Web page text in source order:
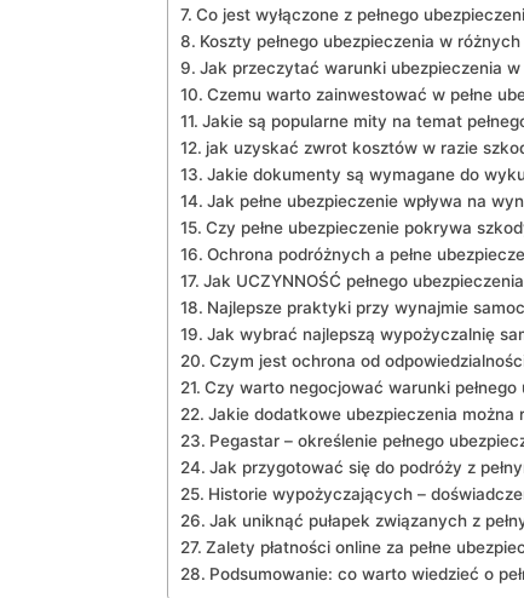
Co jest wyłączone z pełnego
Koszty pełnego ubezpieczenia⁤ w
Jak przeczytać warunki ubezpieczenia w
Czemu warto zainwestować w pełne
Jakie są popularne mity na temat
jak uzyskać zwrot kosztów w ‌razie
Jakie dokumenty są wymagane do
Jak pełne ubezpieczenie wpływa na
Czy pełne ubezpieczenie pokrywa
Ochrona⁢ podróżnych a pełne
Jak UCZYNNOŚĆ⁤ pełnego
Najlepsze praktyki przy wynajmie
Jak wybrać najlepszą ⁤wypożyczalnię
Czym jest ochrona od
Czy warto negocjować warunki⁣ pełnego
Jakie dodatkowe ⁣ubezpieczenia można
Pegastar – określenie pełnego
Jak przygotować się do podróży z
Historie wypożyczających –
Jak uniknąć pułapek związanych z
Zalety płatności ⁤online za pełne
Podsumowanie:​ co warto​ wiedzieć‌ o